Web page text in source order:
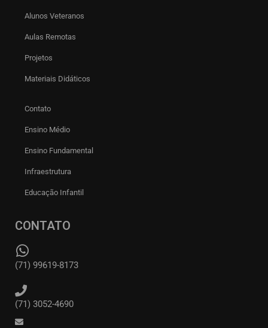
Alunos Veteranos
Aulas Remotas
Projetos
Materiais Didáticos
Contato
Ensino Médio
Ensino Fundamental
Infraestrutura
Educação Infantil
CONTATO
(71) 99619-8173
(71) 3052-4690